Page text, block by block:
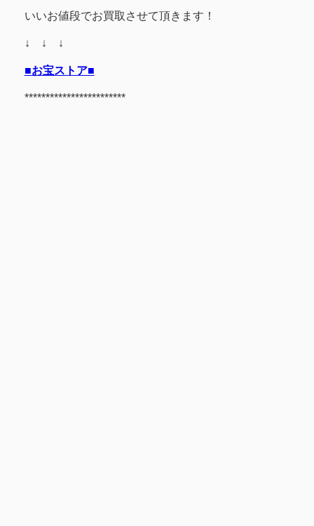
いいお値段でお買取させて頂きます！
↓ ↓ ↓
■お宝ストア■
************************